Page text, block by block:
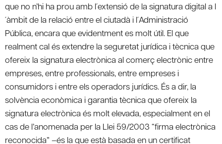
que no n’hi ha prou amb l´extensió de la signatura digital a l
´àmbit de la relació entre el ciutadà i l´Administració
Pública, encara que evidentment es molt útil. El que
realment cal és extendre la seguretat jurídica i tècnica que
ofereix la signatura electrònica al comerç electrònic entre
empreses, entre professionals, entre empreses i
consumidors i entre els operadors jurídics. És a dir, la
solvència econòmica i garantia tècnica que ofereix la
signatura electrònica és molt elevada, especialment en el
cas de l’anomenada per la Llei 59/2003 “firma electrònica
reconocida” –és la que està basada en un certificat